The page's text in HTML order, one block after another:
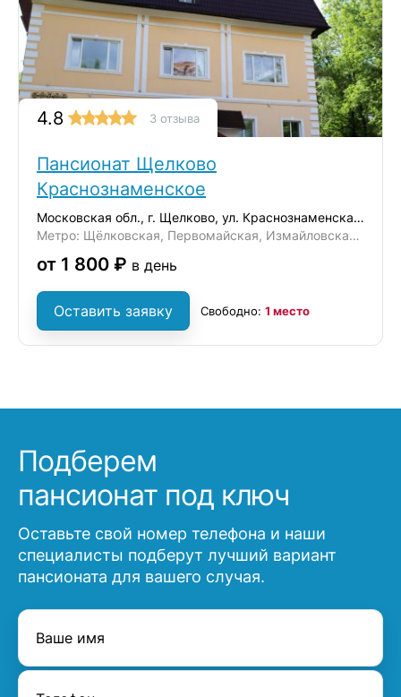
4.8 3 отзыва
Пансионат Щелково
Краснознаменское
Московская обл., г. Щелково, ул. Краснознаменская 15/3
Метро: Щёлковская, Первомайская, Измайловская, Черкизовская
от 1 800 ₽ в день
Оставить заявку Свободно: 1 место
Подберем
пансионат под ключ
Оставьте свой номер телефона и наши
специалисты подберут лучший вариант
пансионата для вашего случая.